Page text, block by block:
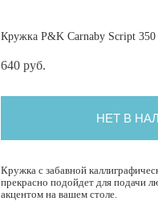
Кружка P&K Carnaby Script
640 pуб.
НЕТ В
Кружка с забавной
прекрасно подойдет для подачи
акцентом на вашем столе.